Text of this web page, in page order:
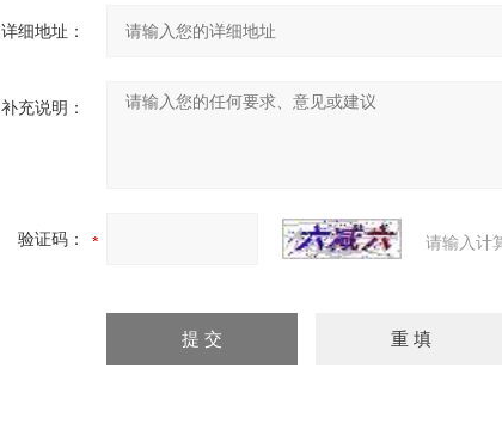
详细地址：
补充说明：
验证码： 请输入计